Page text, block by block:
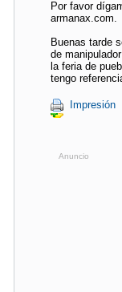
Por favor
armanax.com.
Buenas tarde
de
la feria de
tengo
Impresión
Anuncio